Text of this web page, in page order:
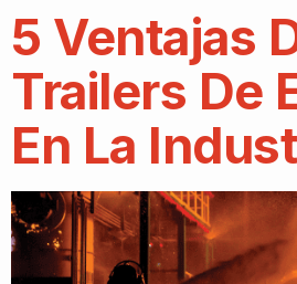
5 Ventajas
Trailers De
En La